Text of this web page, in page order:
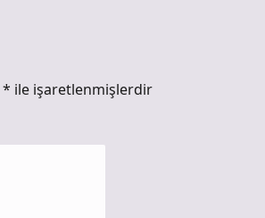
* ile işaretlenmişlerdir